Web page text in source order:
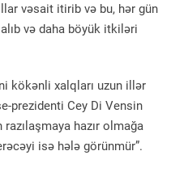
vəsait itirib və bu, hər gün
və daha böyük itkiləri
kökənli xalqları uzun illər
prezidenti Cey Di Vensin
razılaşmaya hazır olmağa
isə hələ görünmür”.